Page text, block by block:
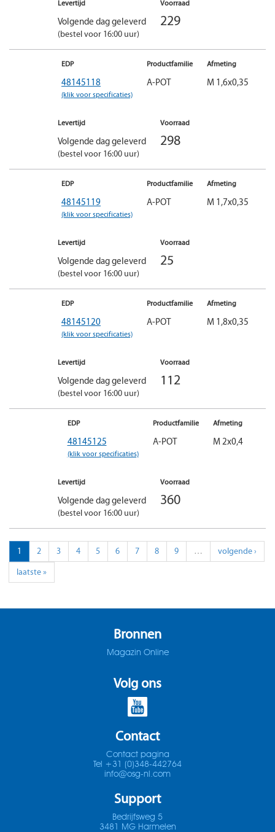
Levertijd
Volgende dag geleverd
(bestel voor 16:00 uur)
Voorraad
229
EDP
48145118
(klik voor specificaties)
Productfamilie
A-POT
Afmeting
M 1,6x0,35
Levertijd
Volgende dag geleverd
(bestel voor 16:00 uur)
Voorraad
298
EDP
48145119
(klik voor specificaties)
Productfamilie
A-POT
Afmeting
M 1,7x0,35
Levertijd
Volgende dag geleverd
(bestel voor 16:00 uur)
Voorraad
25
EDP
48145120
(klik voor specificaties)
Productfamilie
A-POT
Afmeting
M 1,8x0,35
Levertijd
Volgende dag geleverd
(bestel voor 16:00 uur)
Voorraad
112
EDP
48145125
(klik voor specificaties)
Productfamilie
A-POT
Afmeting
M 2x0,4
Levertijd
Volgende dag geleverd
(bestel voor 16:00 uur)
Voorraad
360
1 2 3 4 5 6 7 8 9 …
volgende ›
laatste »
Bronnen
Magazin Online
Volg ons
Contact
Contact pagina
Tel +31 (0)348-442764
info@osg-nl.com
Support
Bedrijfsweg 5
3481 MG Harmelen